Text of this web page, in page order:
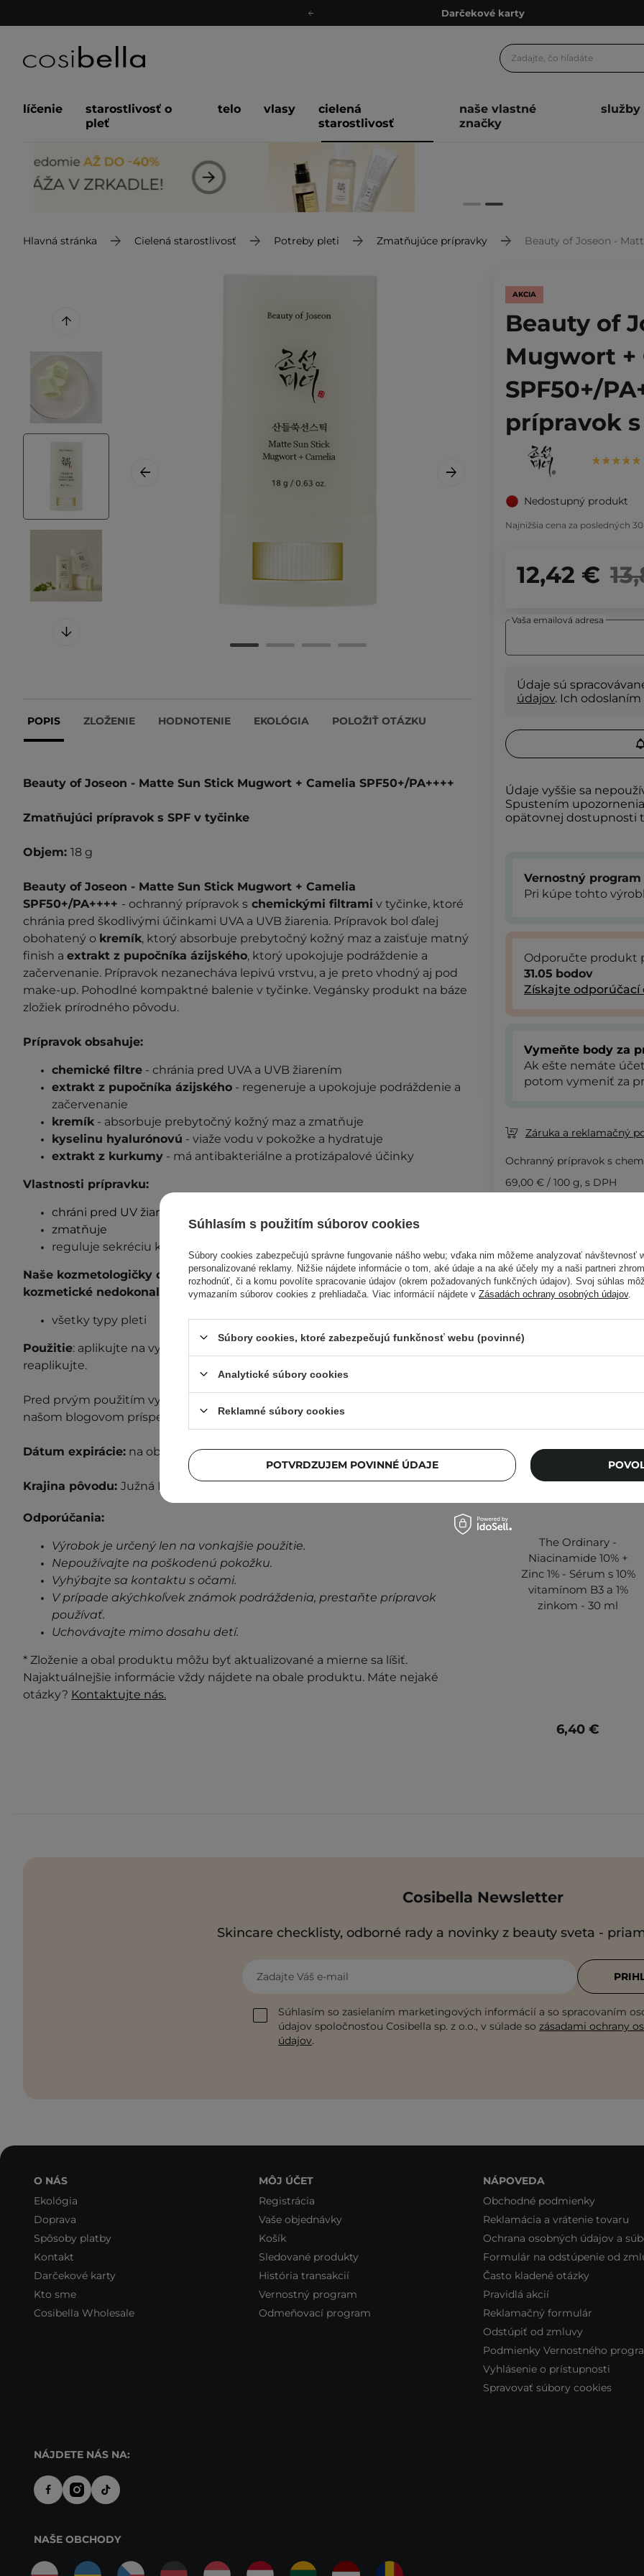
Darčekové karty
Odmeňovací program
Darčekové karty
líčenie
starostlivosť o
pleť
telo vlasy
cielená
starostlivosť
naše vlastné
značky
služby
Hlavná stránka Cielená starostlivosť Potreby pleti Zmatňujúce prípravky Beauty of Joseon - Matte Sun
POPIS ZLOŽENIE HODNOTENIE EKOLÓGIA POLOŽIŤ OTÁZKU
Beauty of Joseon - Matte Sun Stick Mugwort + Camelia SPF50+/PA++++
Zmatňujúci prípravok s SPF v tyčinke
Objem: 18 g
Beauty of Joseon - Matte Sun Stick Mugwort + Camelia
SPF50+/PA++++ - ochranný prípravok s chemickými filtrami v tyčinke, ktoré
chránia pred škodlivými účinkami UVA a UVB žiarenia. Prípravok bol ďalej
obohatený o kremík, ktorý absorbuje prebytočný kožný maz a zaisťuje matný
finish a extrakt z pupočníka ázijského, ktorý upokojuje podráždenie a
začervenanie. Prípravok nezanecháva lepivú vrstvu, a je preto vhodný aj pod
make-up. Pohodlné kompaktné balenie v tyčinke. Vegánsky produkt na báze
zložiek prírodného pôvodu.
Prípravok obsahuje:
chemické filtre - chránia pred UVA a UVB žiarením
extrakt z pupočníka ázijského - regeneruje a upokojuje podráždenie a
začervenanie
kremík - absorbuje prebytočný kožný maz a zmatňuje
kyselinu hyalurónovú - viaže vodu v pokožke a hydratuje
extrakt z kurkumy - má antibakteriálne a protizápalové účinky
Vlastnosti prípravku:
chráni pred UV žiarením
zmatňuje
reguluje sekréciu kožného mazu
Naše kozmetologičky odporúčajú prípravok pre tieto typy pleti a
kozmetické nedokonalosti:
všetky typy pleti
Použitie: aplikujte na vybrané časti tváre alebo tela. Každé 2-3 hodiny
reaplikujte.
Pred prvým použitím vykonajte test z
našom blogovom príspevku
"Test znášanlivosti" .
Dátum expirácie: na obale.
Krajina pôvodu: Južná Kórea
Odporúčania:
Výrobok je určený len na vonkajšie použitie.
Nepoužívajte na poškodenú pokožku.
Vyhýbajte sa kontaktu s očami.
V prípade akýchkoľvek známok podráždenia, prestaňte prípravok
používať.
Uchovávajte mimo dosahu detí.
* Zloženie a obal produktu môžu byť aktualizované a mierne sa líšiť.
Najaktuálnejšie informácie vždy nájdete na obale produktu. Máte nejaké
otázky? Kontaktujte nás.
AKCIA
Beauty of
Mugwort +
SPF50+/
prípravok s
Nedostupný produkt
Najnižšia cena za posledných
12,42 €
Vaša emailová adresa
Údaje sú
údajov. Ich
Údaje vyššie sa
Spustením
opätovnej dostupnosti
Vernostný program
Pri kúpe tohto
Odporučte produkt
31.05 bodov
Získajte odporúčací
Vymeňte body za
Ak ešte nemáte
potom vymeniť za
Záruka a reklamačný
Ochranný prípravok s
69,00 € / 100 g, s DPH
The Ordinary -
Niacinamide 10% +
Zinc 1% - Sérum s 10%
vitamínom B3 a 1%
zinkom - 30 ml
6,40 €
Cosibella Newsletter
Skincare checklisty, odborné rady a novinky z beauty sveta -
Zadajte Váš e-mail
Súhlasím so zasielaním marketingových informácií a so spracovaním
údajov spoločnosťou Cosibella sp. z o.o., v súlade so zásadami ochrany
údajov.
O NÁS
Ekológia
Doprava
Spôsoby platby
Kontakt
Darčekové karty
Kto sme
Cosibella Wholesale
MÔJ ÚČET
Registrácia
Vaše objednávky
Košík
Sledované produkty
História transakcií
Vernostný program
Odmeňovací program
NÁPOVEDA
Obchodné podmienky
Reklamácia a vrátenie tovaru
Ochrana osobných údajov a
Formulár na odstúpenie od
Často kladené otázky
Pravidlá akcií
Reklamačný formulár
Odstúpiť od zmluvy
Podmienky Vernostného
Vyhlásenie o prístupnosti
Spravovať súbory cookies
NÁJDETE NÁS NA:
NAŠE OBCHODY
Súhlasím s použitím súborov cookies
Súbory cookies zabezpečujú správne fungovanie nášho webu; vďaka nim môžeme analyzovať návštevnosť
personalizované reklamy. Nižšie nájdete informácie o tom, aké údaje a na aké účely my a naši partneri
rozhodnúť, či a komu povolíte spracovanie údajov (okrem požadovaných funkčných údajov). Svoj súhlas
vymazaním súborov cookies z prehliadača. Viac informácií nájdete v Zásadách ochrany osobných údajov.
Súbory cookies, ktoré zabezpečujú funkčnosť webu (povinné)
Analytické súbory cookies
Reklamné súbory cookies
POTVRDZUJEM POVINNÉ ÚDAJE